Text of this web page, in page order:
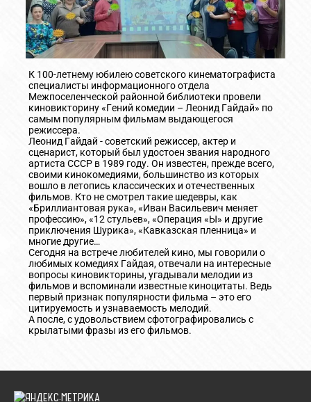
К 100-летнему юбилею советского кинематографиста
специалисты информационного отдела
Межпоселенческой районной библиотеки провели
киновикторину «Гений комедии – Леонид Гайдай» по
самым популярным фильмам выдающегося
режиссера.
Леонид Гайдай - советский режиссер, актер и
сценарист, который был удостоен звания народного
артиста СССР в 1989 году. Он известен, прежде всего,
своими кинокомедиями, большинство из которых
вошло в летопись классических и отечественных
фильмов. Кто не смотрел такие шедевры, как
«Бриллиантовая рука», «Иван Васильевич меняет
профессию», «12 стульев», «Операция «Ы» и другие
приключения Шурика», «Кавказская пленница» и
многие другие…
Сегодня на встрече любителей кино, мы говорили о
любимых комедиях Гайдая, отвечали на интересные
вопросы киновикторины, угадывали мелодии из
фильмов и вспоминали известные киноцитаты. Ведь
первый признак популярности фильма – это его
цитируемость и узнаваемость мелодий.
А после, с удовольствием сфотографировались с
крылатыми фразы из его фильмов.